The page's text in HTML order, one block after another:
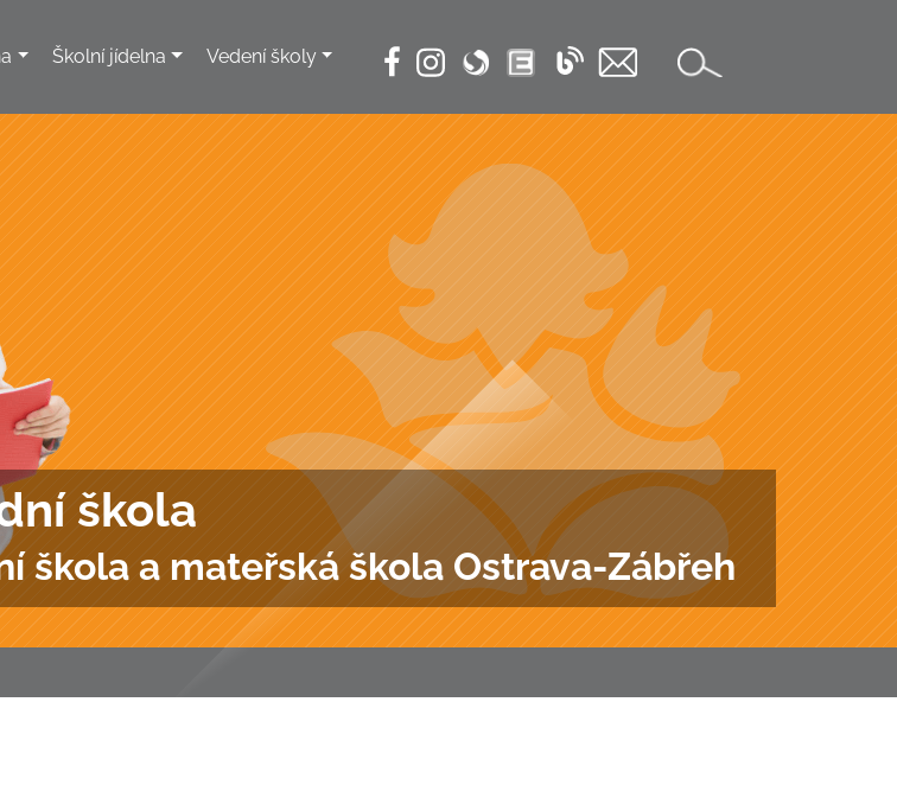
Školní jídelna Vedení školy
škola
škola a mateřská škola Ostrava-Zábřeh